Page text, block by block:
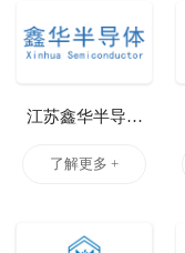
江苏鑫华半导体
科技股份有限公
了解更多 +